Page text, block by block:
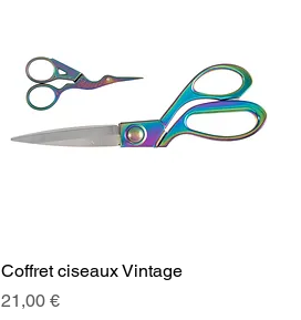
Coffret ciseaux Vintage
Prix
21,00 €